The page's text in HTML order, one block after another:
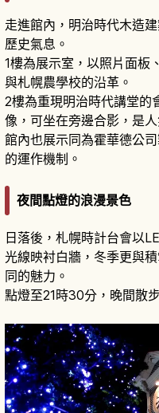
走進館內，明治時代木造
歷史氣息。
1樓為展示室，以照片面板
與札幌農學校的沿革。
2樓為重現明治時代講堂的
像，可坐在旁邊合影，是人
館內也展示同為霍華德公
的運作機制。
夜間點燈的浪漫景色
日落後，札幌時計台會以
光線映衬白牆，冬季更與
同的魅力。
點燈至21時30分，晚間散